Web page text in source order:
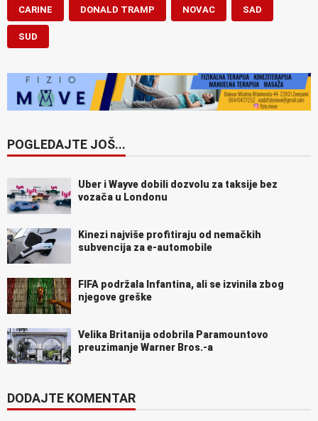
CARINE DONALD TRAMP NOVAC SAD
SUD
POGLEDAJTE JOŠ...
Uber i Wayve dobili dozvolu za taksije bez
vozača u Londonu
Kinezi najviše profitiraju od nemačkih
subvencija za e-automobile
FIFA podržala Infantina, ali se izvinila zbog
njegove greške
Velika Britanija odobrila Paramountovo
preuzimanje Warner Bros.-a
DODAJTE KOMENTAR